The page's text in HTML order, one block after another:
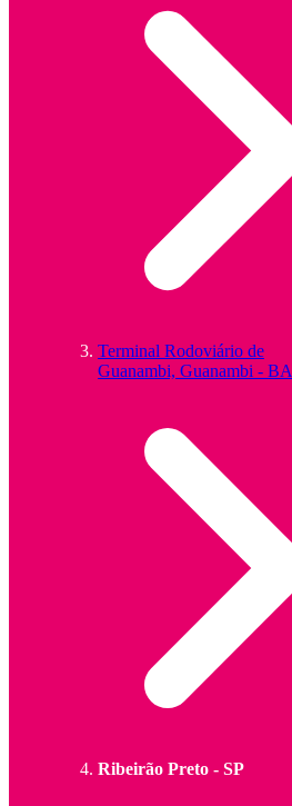
Terminal Rodoviário de
Guanambi, Guanambi - BA
Ribeirão Preto - SP